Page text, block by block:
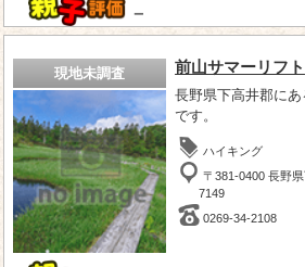
－
現地未調査 前山サマーリフト
長野県下高井郡に
です。
ハイキング
〒381-0400 長野
7149
0269-34-2108